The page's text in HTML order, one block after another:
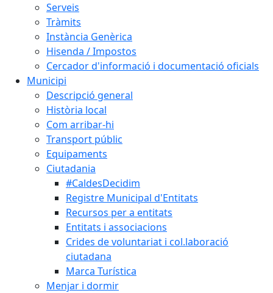
Serveis
Tràmits
Instància Genèrica
Hisenda / Impostos
Cercador d'informació i documentació oficials
Municipi
Descripció general
Història local
Com arribar-hi
Transport públic
Equipaments
Ciutadania
#CaldesDecidim
Registre Municipal d'Entitats
Recursos per a entitats
Entitats i associacions
Crides de voluntariat i col.laboració
ciutadana
Marca Turística
Menjar i dormir